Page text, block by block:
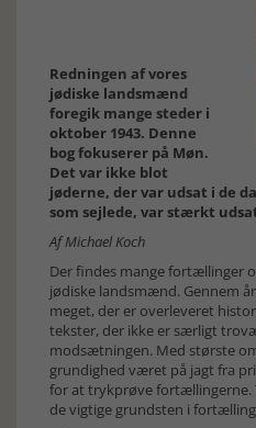
Redningen af vores
jødiske landsmænd
foregik mange steder i
oktober 1943. Denne
bog fokuserer på Møn.
Det var ikke blot
jøderne, der var udsat i de
som sejlede, var stærkt
Af Michael Koch
Der findes mange fortællinger
jødiske landsmænd. Gennem
meget, der er overleveret
tekster, der ikke er særligt
modsætningen. Med største
grundighed været på jagt fra
for at trykprøve fortællingerne.
de vigtige grundsten i